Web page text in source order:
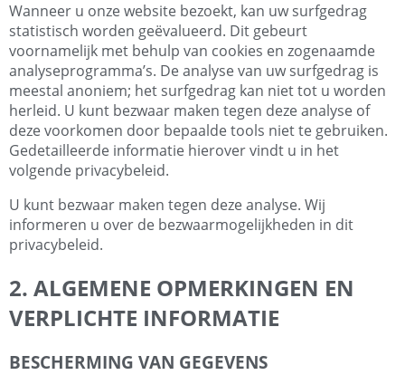
Wanneer u onze website bezoekt, kan uw surfgedrag
statistisch worden geëvalueerd. Dit gebeurt
voornamelijk met behulp van cookies en zogenaamde
analyseprogramma’s. De analyse van uw surfgedrag is
meestal anoniem; het surfgedrag kan niet tot u worden
herleid. U kunt bezwaar maken tegen deze analyse of
deze voorkomen door bepaalde tools niet te gebruiken.
Gedetailleerde informatie hierover vindt u in het
volgende privacybeleid.
U kunt bezwaar maken tegen deze analyse. Wij
informeren u over de bezwaarmogelijkheden in dit
privacybeleid.
2. ALGEMENE OPMERKINGEN EN
VERPLICHTE INFORMATIE
BESCHERMING VAN GEGEVENS